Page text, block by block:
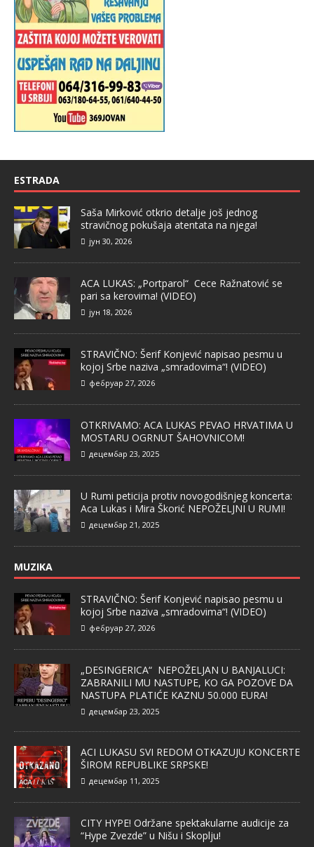
ESTRADA
Saša Mirković otkrio detalje još jednog
stravičnog pokušaja atentata na njega!
јун 30, 2026
ACA LUKAS: „Portparol“ Cece Ražnatović se
pari sa kerovima! (VIDEO)
јун 18, 2026
STRAVIČNO: Šerif Konjević napisao pesmu u
kojoj Srbe naziva „smradovima“! (VIDEO)
фебруар 27, 2026
OTKRIVAMO: ACA LUKAS PEVAO HRVATIMA U
MOSTARU OGRNUT ŠAHOVNICOM!
децембар 23, 2025
U Rumi peticija protiv novogodišnjeg koncerta:
Aca Lukas i Mira Škorić NEPOŽELJNI U RUMI!
децембар 21, 2025
MUZIKA
STRAVIČNO: Šerif Konjević napisao pesmu u
kojoj Srbe naziva „smradovima“! (VIDEO)
фебруар 27, 2026
„DESINGERICA“ NEPOŽELJAN U BANJALUCI:
ZABRANILI MU NASTUPE, KO GA POZOVE DA
NASTUPA PLATIĆE KAZNU 50.000 EURA!
децембар 23, 2025
ACI LUKASU SVI REDOM OTKAZUJU KONCERTE
ŠIROM REPUBLIKE SRPSKE!
децембар 11, 2025
CITY HYPE! Održane spektakularne audicije za
“Hype Zvezde” u Nišu i Skoplju!